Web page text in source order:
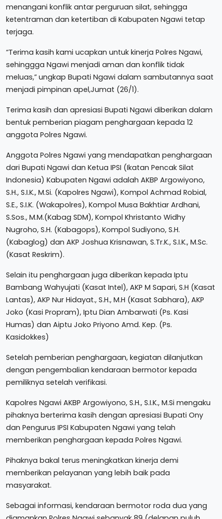
menangani konflik antar perguruan silat, sehingga
ketentraman dan ketertiban di Kabupaten Ngawi tetap
terjaga.
“Terima kasih kami ucapkan untuk kinerja Polres Ngawi,
sehinggga Ngawi menjadi aman dan konflik tidak
meluas,” ungkap Bupati Ngawi dalam sambutannya saat
menjadi pimpinan apel,Jumat (26/1).
Terima kasih dan apresiasi Bupati Ngawi diberikan dalam
bentuk pemberian piagam penghargaan kepada 12
anggota Polres Ngawi.
Anggota Polres Ngawi yang mendapatkan penghargaan
dari Bupati Ngawi dan Ketua IPSI (Ikatan Pencak Silat
Indonesia) Kabupaten Ngawi adalah AKBP Argowiyono,
S.H., S.I.K., M.Si. (Kapolres Ngawi), Kompol Achmad Robial,
S.E., S.I.K. (Wakapolres), Kompol Musa Bakhtiar Ardhani,
S.Sos., M.M.(Kabag SDM), Kompol Khristanto Widhy
Nugroho, S.H. (Kabagops), Kompol Sudiyono, S.H.
(Kabaglog) dan AKP Joshua Krisnawan, S.Tr.K., S.I.K., M.Sc.
(Kasat Reskrim).
Selain itu penghargaan juga diberikan kepada Iptu
Bambang Wahyujati (Kasat Intel), AKP M Sapari, S.H (Kasat
Lantas), AKP Nur Hidayat., S.H., M.H (Kasat Sabhara), AKP
Joko (Kasi Propram), Iptu Dian Ambarwati (Ps. Kasi
Humas) dan Aiptu Joko Priyono Amd. Kep. (Ps.
Kasidokkes)
Setelah pemberian penghargaan, kegiatan dilanjutkan
dengan pengembalian kendaraan bermotor kepada
pemiliknya setelah verifikasi.
Kapolres Ngawi AKBP Argowiyono, S.H., S.I.K., M.Si mengaku
pihaknya berterima kasih dengan apresiasi Bupati Ony
dan Pengurus IPSI Kabupaten Ngawi yang telah
memberikan penghargaan kepada Polres Ngawi.
Pihaknya bakal terus meningkatkan kinerja demi
memberikan pelayanan yang lebih baik pada
masyarakat.
Sebagai informasi, kendaraan bermotor roda dua yang